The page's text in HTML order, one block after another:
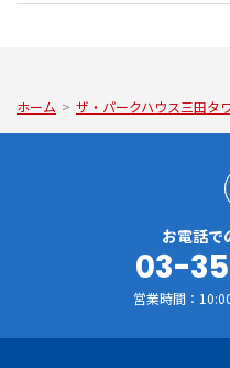
ホーム > ザ・パークハウス三田タ
お電話で
03-
営業時間：